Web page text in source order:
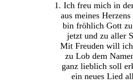
1. Ich freu mich in
aus meines
bin fröhlich Gott
jetzt und zu aller
Mit Freuden will
zu Lob dem
ganz lieblich soll
ein neues Lied